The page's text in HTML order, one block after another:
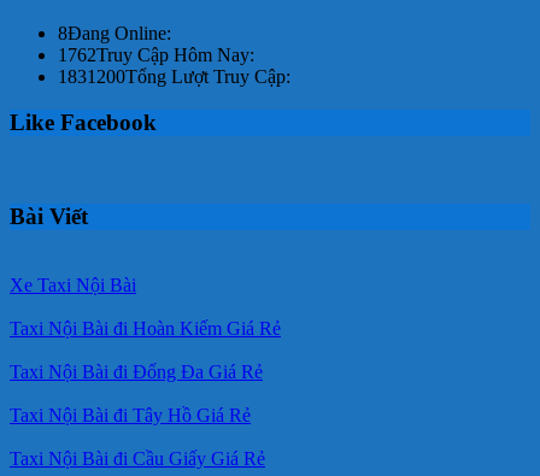
8Đang Online:
1762Truy Cập Hôm Nay:
1831200Tổng Lượt Truy Cập:
Like Facebook
Bài Viết
Xe Taxi Nội Bài
Taxi Nội Bài đi Hoàn Kiếm Giá Rẻ
Taxi Nội Bài đi Đống Đa Giá Rẻ
Taxi Nội Bài đi Tây Hồ Giá Rẻ
Taxi Nội Bài đi Cầu Giấy Giá Rẻ